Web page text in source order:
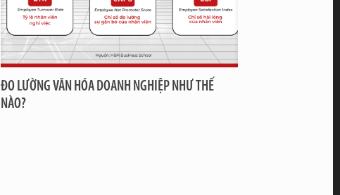
ĐO LƯỜNG VĂN HÓA DOANH NGHIỆP NHƯ THẾ
NÀO?